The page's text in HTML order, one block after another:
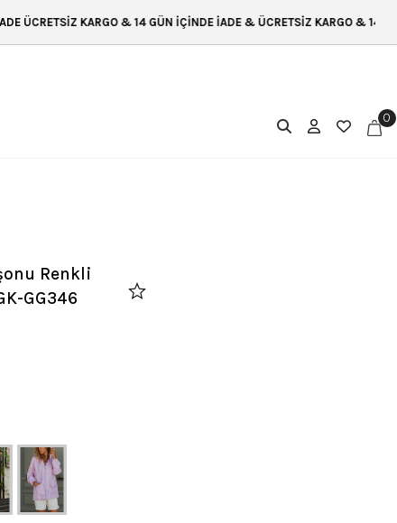
GÜN İÇİNDE İADE & ÜCRETSİZ KARGO & 14 GÜN İÇİNDE İADE
0
Renkli
GG346